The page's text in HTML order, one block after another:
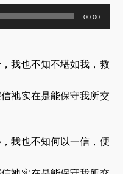
00:00
我也不知不堪如我，救
祂实在是能保守我所交
我也不知何以一信，便